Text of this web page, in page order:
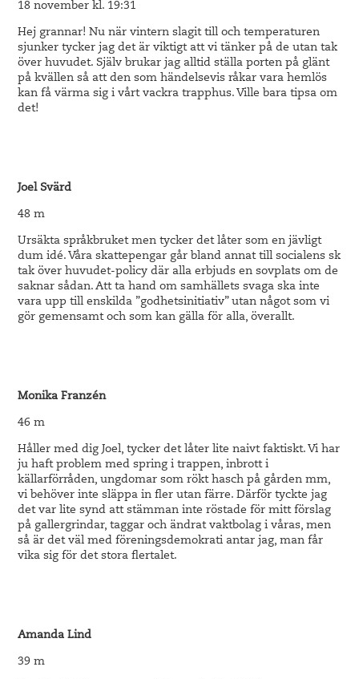
18 november kl. 19:31
Hej grannar! Nu när vintern slagit till och temperaturen
sjunker tycker jag det är viktigt att vi tänker på de utan tak
över huvudet. Själv brukar jag alltid ställa porten på glänt
på kvällen så att den som händelsevis råkar vara hemlös
kan få värma sig i vårt vackra trapphus. Ville bara tipsa om
det!
Joel Svärd
48 m
Ursäkta språkbruket men tycker det låter som en jävligt
dum idé. Våra skattepengar går bland annat till socialens sk
tak över huvudet-policy där alla erbjuds en sovplats om de
saknar sådan. Att ta hand om samhällets svaga ska inte
vara upp till enskilda ”godhetsinitiativ” utan något som vi
gör gemensamt och som kan gälla för alla, överallt.
Monika Franzén
46 m
Håller med dig Joel, tycker det låter lite naivt faktiskt. Vi har
ju haft problem med spring i trappen, inbrott i
källarförråden, ungdomar som rökt hasch på gården mm,
vi behöver inte släppa in fler utan färre. Därför tyckte jag
det var lite synd att stämman inte röstade för mitt förslag
på gallergrindar, taggar och ändrat vaktbolag i våras, men
så är det väl med föreningsdemokrati antar jag, man får
vika sig för det stora flertalet.
Amanda Lind
39 m